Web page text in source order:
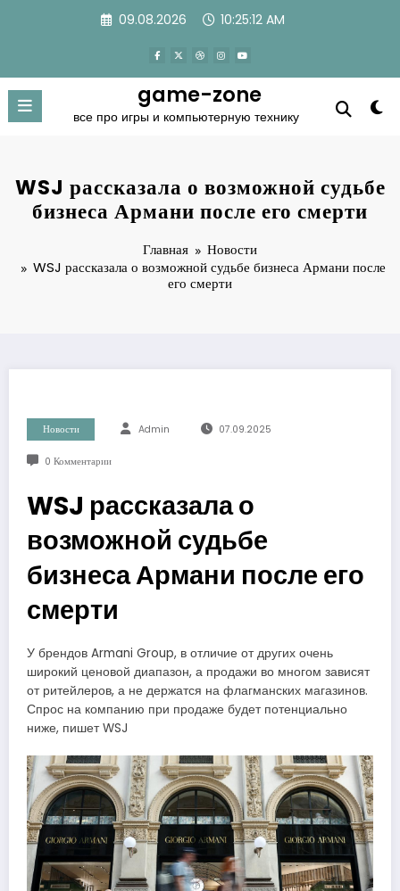
09.08.2026 10:25:13 AM
game-zone
все про игры и компьютерную технику
WSJ рассказала о возможной судьбе
бизнеса Армани после его смерти
Главная
Новости
WSJ рассказала о возможной судьбе бизнеса Армани после
его смерти
Новости Admin 07.09.2025
0 Комментарии
WSJ рассказала о
возможной судьбе
бизнеса Армани после его
смерти
У брендов Armani Group, в отличие от других очень
широкий ценовой диапазон, а продажи во многом зависят
от ритейлеров, а не держатся на флагманских магазинов.
Спрос на компанию при продаже будет потенциально
ниже, пишет WSJ